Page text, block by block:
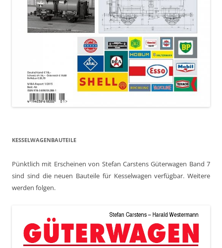
KESSELWAGENBAUTEILE
Pünktlich mit Erscheinen von Stefan Carstens Güterwagen Band 7
sind sind die neuen Bauteile für Kesselwagen verfügbar. Weitere
werden folgen.